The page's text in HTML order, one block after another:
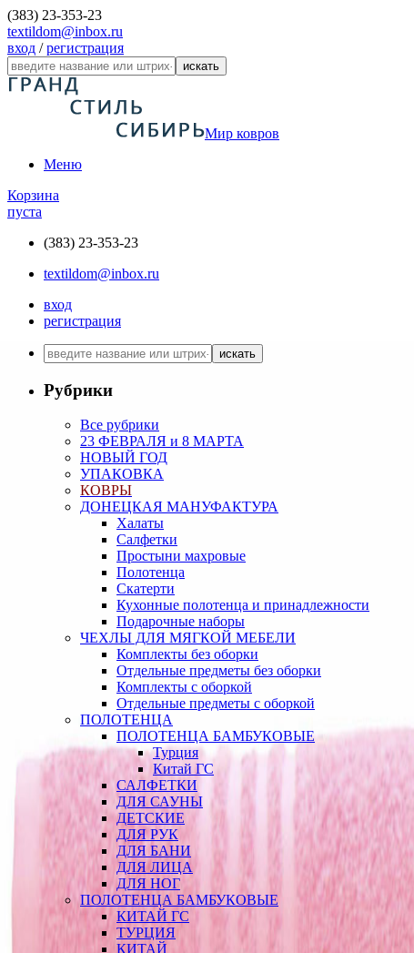
(383) 23-353-23
textildom@inbox.ru
вход /регистрация
искать
Мир ковров
Меню
Корзина
пуста
(383) 23-353-23
textildom@inbox.ru
вход
регистрация
искать
Рубрики
Все рубрики
23 ФЕВРАЛЯ и 8 МАРТА
НОВЫЙ ГОД
УПАКОВКА
КОВРЫ
ДОНЕЦКАЯ МАНУФАКТУРА
Халаты
Салфетки
Простыни махровые
Полотенца
Скатерти
Кухонные полотенца и принадлежности
Подарочные наборы
ЧЕХЛЫ ДЛЯ МЯГКОЙ МЕБЕЛИ
Комплекты без оборки
Отдельные предметы без оборки
Комплекты с оборкой
Отдельные предметы с оборкой
ПОЛОТЕНЦА
ПОЛОТЕНЦА БАМБУКОВЫЕ
Турция
Китай ГС
САЛФЕТКИ
ДЛЯ САУНЫ
ДЕТСКИЕ
ДЛЯ РУК
ДЛЯ БАНИ
ДЛЯ ЛИЦА
ДЛЯ НОГ
ПОЛОТЕНЦА БАМБУКОВЫЕ
КИТАЙ ГС
ТУРЦИЯ
КИТАЙ